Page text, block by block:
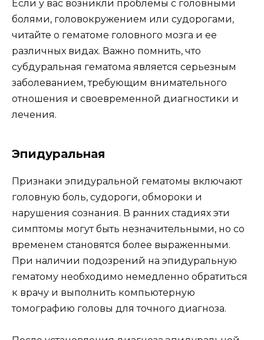
Если у вас возникли проблемы с головными
болями, головокружением или судорогами,
читайте о гематоме головного мозга и ее
различных видах. Важно помнить, что
субдуральная гематома является серьезным
заболеванием, требующим внимательного
отношения и своевременной диагностики и
лечения.
Эпидуральная
Признаки эпидуральной гематомы включают
головную боль, судороги, обмороки и
нарушения сознания. В ранних стадиях эти
симптомы могут быть незначительными, но со
временем становятся более выраженными.
При наличии подозрений на эпидуральную
гематому необходимо немедленно обратиться
к врачу и выполнить компьютерную
томографию головы для точного диагноза.